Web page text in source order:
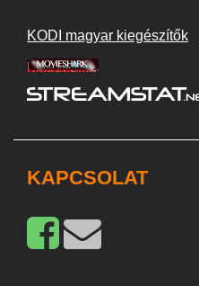
KODI magyar kiegészítők
KAPCSOLAT